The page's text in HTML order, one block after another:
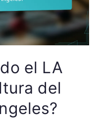
el LA
del